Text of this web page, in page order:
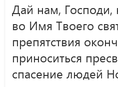
Дай нам, Господи,
во Имя Твоего
препятствия
приноситься
спасение людей